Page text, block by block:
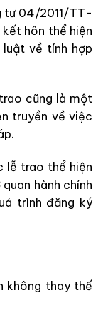
tư 04/2011/TT-
kết hôn thể hiện
luật về tính hợp
cũng là một
truyền về việc
lễ trao thể hiện
hành chính
trình đăng ký
không thay thế